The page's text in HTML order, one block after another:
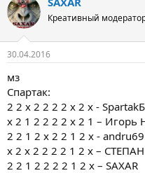
Креативный
30.04.2016
мз
Спартак:
2 2 х 2 2 2 2 х 2 х -
х 2 1 2 2 2 2 х 2 1 – Игорь
2 2 1 2 х 2 2 1 2 х - andru69
х 2 х 2 2 2 2 1 2 х –
2 2 1 2 2 2 2 1 2 х – SAXAR